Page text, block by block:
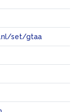
set/gtaa